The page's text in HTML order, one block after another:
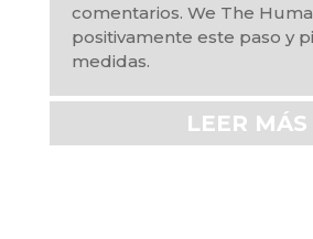
comentarios. We The
positivamente este paso y
medidas.
LEER MÁS